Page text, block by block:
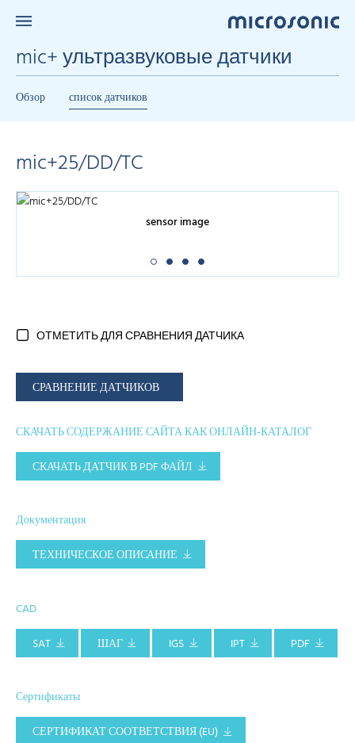
mic+ ультразвуковые датчики
Обзор список датчиков
mic+25/DD/TC
sensor image
ОТМЕТИТЬ ДЛЯ СРАВНЕНИЯ ДАТЧИКА
СРАВНЕНИЕ ДАТЧИКОВ
СКАЧАТЬ СОДЕРЖАНИЕ САЙТА КАК ОНЛАЙН-КАТАЛОГ
СКАЧАТЬ ДАТЧИК В PDF ФАЙЛ
Документация
ТЕХНИЧЕСКОЕ ОПИСАНИЕ
CAD
SAT
ШАГ IGS IPT PDF
Сертификаты
СЕРТИФИКАТ СООТВЕТСТВИЯ (EU)